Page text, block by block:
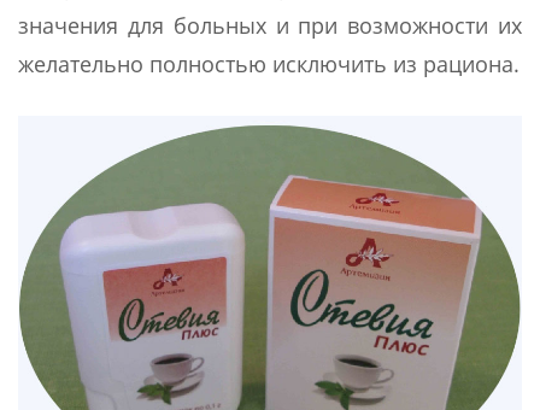
значения для больных и при возможности их
желательно полностью исключить из рациона.